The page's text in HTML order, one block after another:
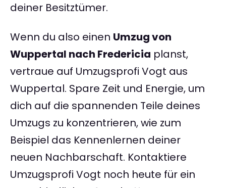
deiner Besitztümer.
Wenn du also einen Umzug von
Wuppertal nach Fredericia planst,
vertraue auf Umzugsprofi Vogt aus
Wuppertal. Spare Zeit und Energie, um
dich auf die spannenden Teile deines
Umzugs zu konzentrieren, wie zum
Beispiel das Kennenlernen deiner
neuen Nachbarschaft. Kontaktiere
Umzugsprofi Vogt noch heute für ein